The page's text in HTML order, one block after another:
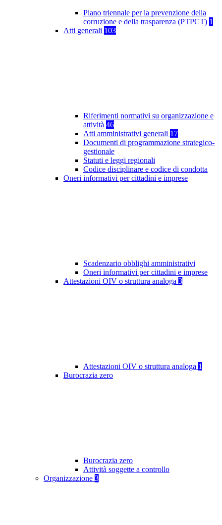
Piano triennale per la prevenzione della
corruzione e della trasparenza (PTPCT) 1
Atti generali 103
Riferimenti normativi su organizzazione e
attività 46
Atti amministrativi generali 17
Documenti di programmazione strategico-
gestionale
Statuti e leggi regionali
Codice disciplinare e codice di condotta
Oneri informativi per cittadini e imprese
Scadenzario obblighi amministrativi
Oneri informativi per cittadini e imprese
Attestazioni OIV o struttura analoga 3
Attestazioni OIV o struttura analoga 1
Burocrazia zero
Burocrazia zero
Attività soggette a controllo
Organizzazione 3